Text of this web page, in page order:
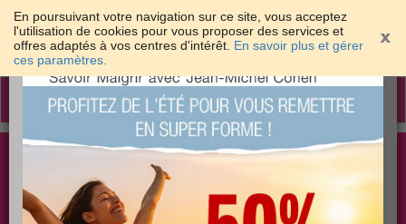
En poursuivant votre navigation sur ce site, vous acceptez
l'utilisation de cookies pour vous proposer des services et
offres adaptés à vos centres d'intérêt. En savoir plus et gérer
ces paramètres.
Toggle
Les meilleures solutions pour maigrir et être bien
dans sa peau
×